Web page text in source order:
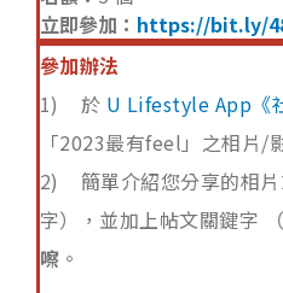
立即參加： https://bit.ly/
參加辦法
1) 於 U Lifestyle App《
「2023最有feel」之相片/
2) 簡單介紹您分享的相片
字），並加上帖文關鍵字
嚓 。